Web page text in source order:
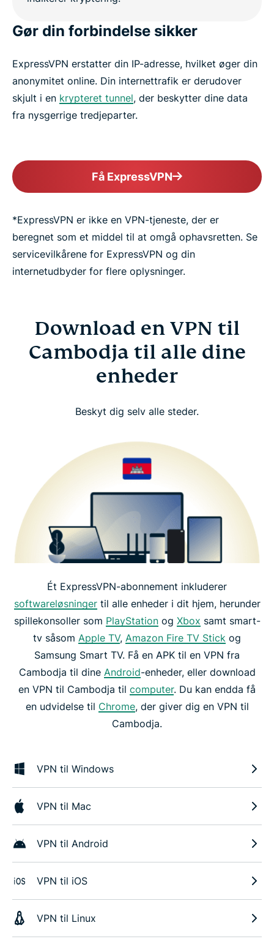
Gør din forbindelse sikker
ExpressVPN erstatter din IP-adresse, hvilket øger din
anonymitet online. Din internettrafik er derudover
skjult i en krypteret tunnel, der beskytter dine data
fra nysgerrige tredjeparter.
Få ExpressVPN
*ExpressVPN er ikke en VPN-tjeneste, der er
beregnet som et middel til at omgå ophavsretten. Se
servicevilkårene for ExpressVPN og din
internetudbyder for flere oplysninger.
Download en VPN til
Cambodja til alle dine
enheder
Beskyt dig selv alle steder.
Ét ExpressVPN-abonnement inkluderer
softwareløsningertil alle enheder i dit hjem, herunder
spillekonsoller som PlayStationog Xbox samt smart-
tv såsom Apple TV, Amazon Fire TV Stick og
Samsung Smart TV. Få en APK til en VPN fra
Cambodja til dine Android-enheder, eller download
en VPN til Cambodja til computer. Du kan endda få
en udvidelse til Chrome, der giver dig en VPN til
Cambodja.
VPN til Windows
VPN til Mac
VPN til Android
VPN til iOS
VPN til Linux